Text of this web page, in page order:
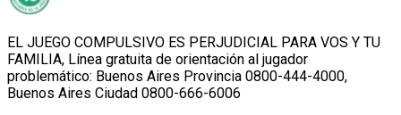
EL JUEGO COMPULSIVO ES PERJUDICIAL PARA VOS Y TU
FAMILIA, Línea gratuita de orientación al jugador
problemático: Buenos Aires Provincia 0800-444-4000,
Buenos Aires Ciudad 0800-666-6006